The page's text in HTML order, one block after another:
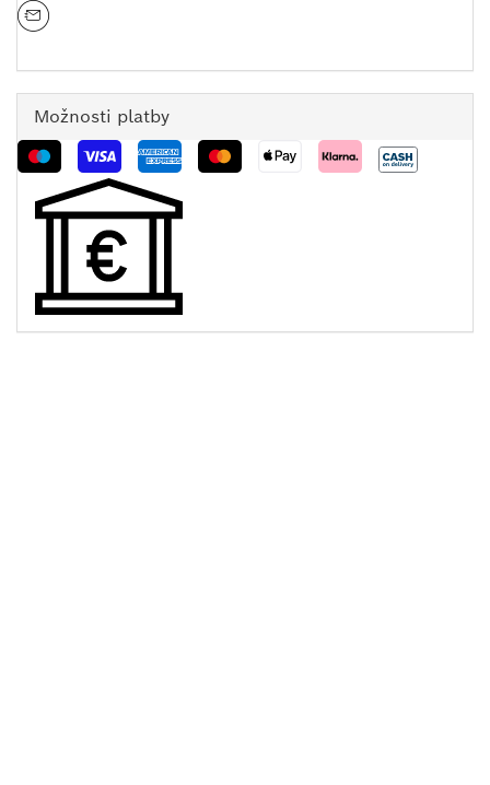
Možnosti platby